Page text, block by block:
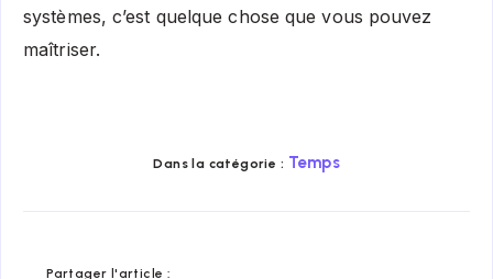
systèmes, c’est quelque chose que vous pouvez
maîtriser.
Dans la catégorie : Temps
Partager l'article :